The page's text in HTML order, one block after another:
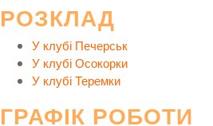
РОЗКЛАД
У клубі Печерськ
У клубі Осокорки
У клубі Теремки
ГРАФІК РОБОТИ